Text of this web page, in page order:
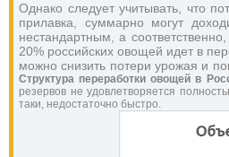
Однако следует учитывать, что
прилавка, суммарно могут
нестандартным, а
20% российских овощей идет в
можно снизить потери урожая и
Структура переработки овощей в
резервов не удовлетворяется
таки, недостаточно быстро.